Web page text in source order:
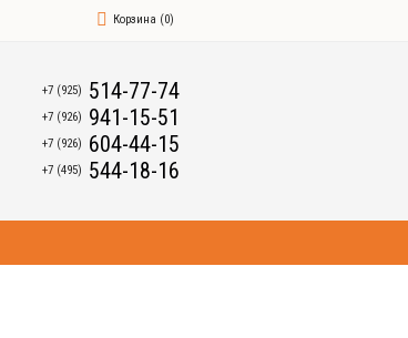
Корзина (0)
+7 (925) 514-77-74
+7 (926) 941-15-51
+7 (926) 604-44-15
+7 (495) 544-18-16